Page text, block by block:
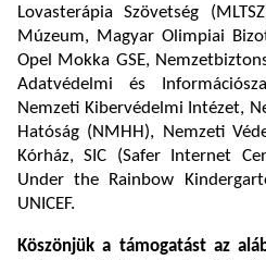
Lovasterápia Szövetség
Múzeum, Magyar Olimpiai
Opel Mokka GSE,
Adatvédelmi és
Nemzeti Kibervédelmi Intézet,
Hatóság (NMHH), Nemzeti
Kórház, SIC (Safer Internet
Under the Rainbow
UNICEF.
Köszönjük a támogatást az